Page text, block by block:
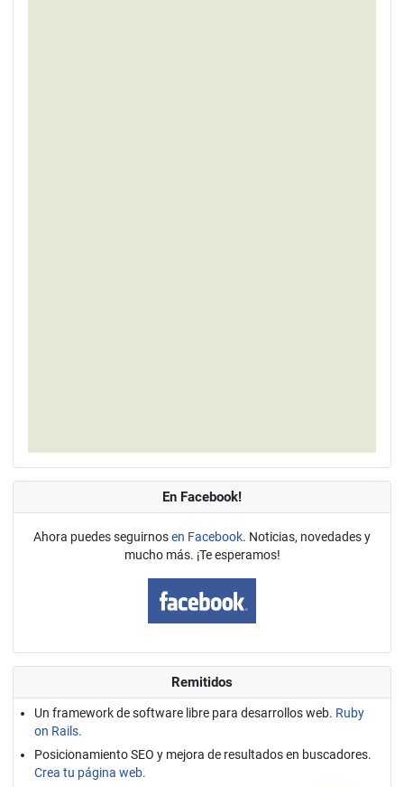
En Facebook!
Ahora puedes seguirnosen Facebook. Noticias, novedades y
mucho más. ¡Te esperamos!
Remitidos
Un framework de software libre para desarrollos web. Ruby
on Rails.
Posicionamiento SEO y mejora de resultados en buscadores.
Crea tu página web.